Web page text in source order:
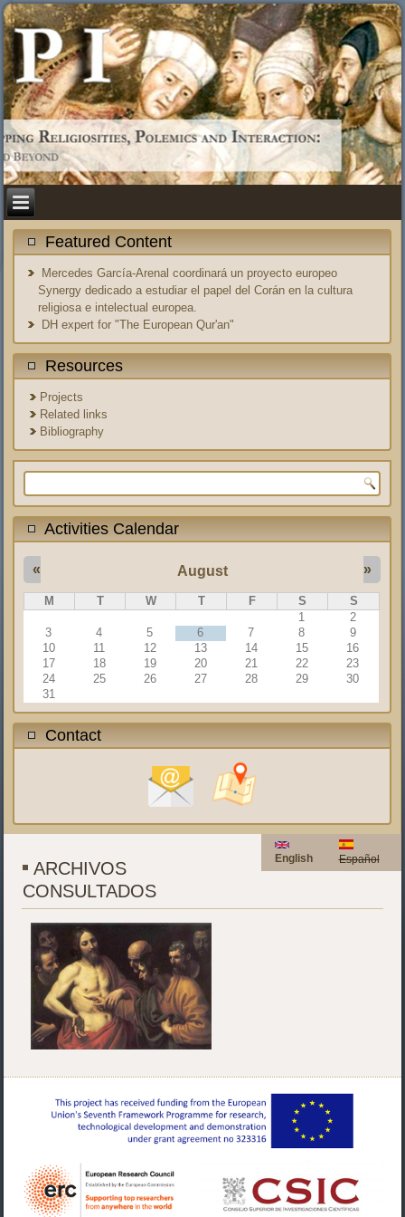
Featured Content
Mercedes García-Arenal coordinará un proyecto europeo
Synergy dedicado a estudiar el papel del Corán en la cultura
religiosa e intelectual europea.
DH expert for "The European Qur'an"
Resources
Projects
Related links
Bibliography
Search form
Activities Calendar
August
« »
M T W T F S
S
1
2
3
4 5 6 7 8
9
10
11 12 13 14 15
16
17
18 19 20 21 22
23
24
25 26 27 28 29
30
31
Contact
Español
English
ARCHIVOS
CONSULTADOS